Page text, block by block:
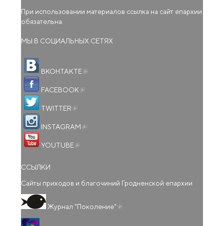
При использовании материалов ссылка на сайт епархии
обязательна.
МЫ В СОЦИАЛЬНЫХ СЕТЯХ
ВКОНТАКТЕ
FACEBOOK
TWITTER
INSTAGRAM
YOUTUBE
ССЫЛКИ
Сайты приходов и благочиний Гродненской епархии
Журнал "Поколение"